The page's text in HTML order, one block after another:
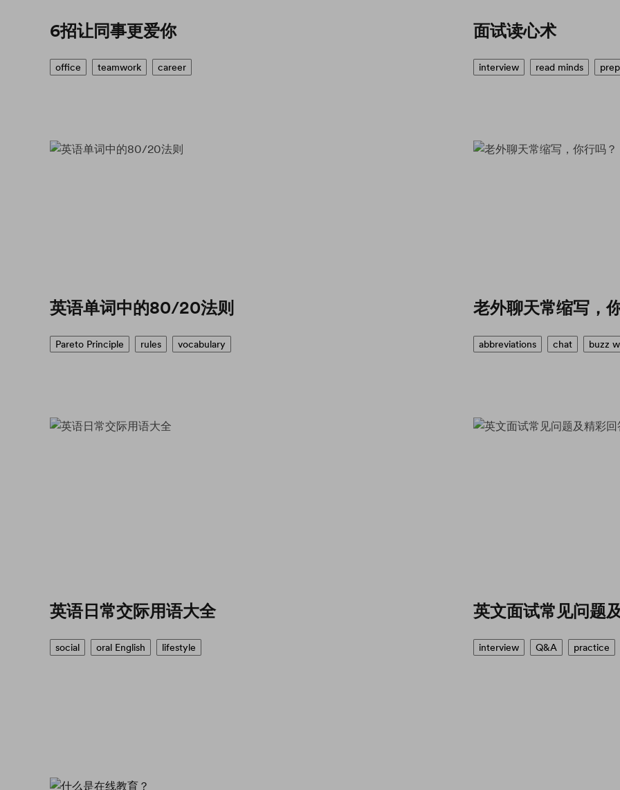
6招让同事更爱你
office teamwork career
面试读心术
interview read minds
英语单词中的80/20法则
Pareto Principle rules vocabulary
老外聊天常缩写，
abbreviations chat buzz
英语日常交际用语大全
social oral English lifestyle
英文面试常见问题
interview Q&A practice